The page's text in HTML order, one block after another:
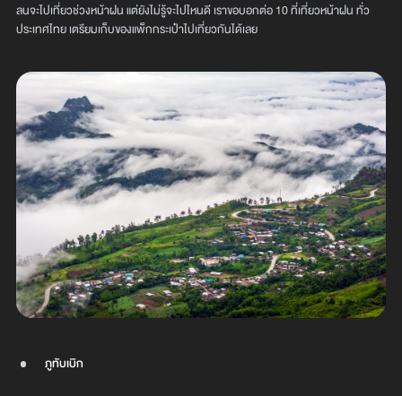
ลนจะไปเที่ยวช่วงหน้าฝน แต่ยังไม่รู้จะไปไหนดี เราขอบอกต่อ 10 ที่เที่ยวหน้าฝน ทั่ว
ประเทศไทย เตรียมเก็บของแพ็กกระเป๋าไปเที่ยวกันได้เลย
ภูทับเบิก